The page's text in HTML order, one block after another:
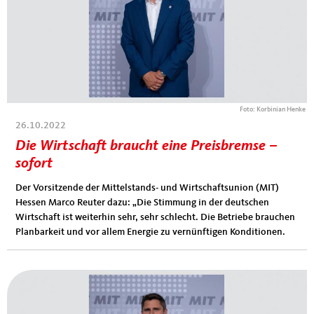
Foto: Korbinian Henke
26.10.2022
Die Wirtschaft braucht eine Preisbremse –
sofort
Der Vorsitzende der Mittelstands- und Wirtschaftsunion (MIT)
Hessen Marco Reuter dazu: „Die Stimmung in der deutschen
Wirtschaft ist weiterhin sehr, sehr schlecht. Die Betriebe brauchen
Planbarkeit und vor allem Energie zu vernünftigen Konditionen.